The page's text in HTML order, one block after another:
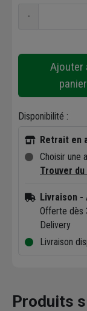
-
Ajouter
panier
Disponibilité :
Retrait en
Choisir une
Trouver
Livraison -
Offerte dès
Delivery
Livraison
Produits